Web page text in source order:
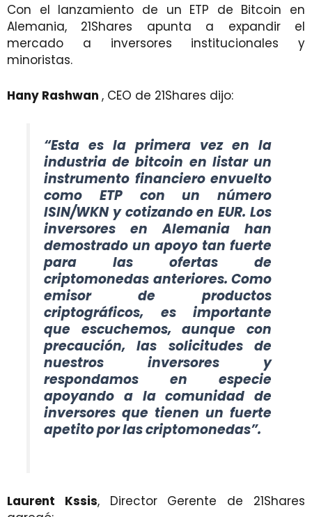
Con el lanzamiento de un ETP de Bitcoin en
Alemania, 21Shares apunta a expandir el
mercado a inversores institucionales y
minoristas.
Hany Rashwan , CEO de 21Shares dijo:
“Esta es la primera vez en la
industria de bitcoin en listar un
instrumento financiero envuelto
como ETP con un número
ISIN/WKN y cotizando en EUR. Los
inversores en Alemania han
demostrado un apoyo tan fuerte
para las ofertas de
criptomonedas anteriores. Como
emisor de productos
criptográficos, es importante
que escuchemos, aunque con
precaución, las solicitudes de
nuestros inversores y
respondamos en especie
apoyando a la comunidad de
inversores que tienen un fuerte
apetito por las criptomonedas”.
Laurent Kssis, Director Gerente de 21Shares